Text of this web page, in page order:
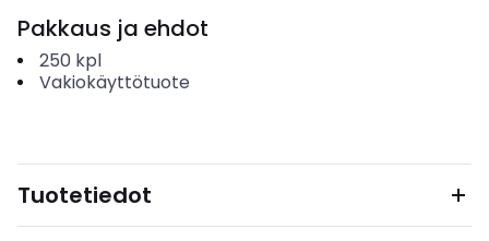
Pakkaus ja ehdot
250 kpl
Vakiokäyttötuote
Tuotetiedot